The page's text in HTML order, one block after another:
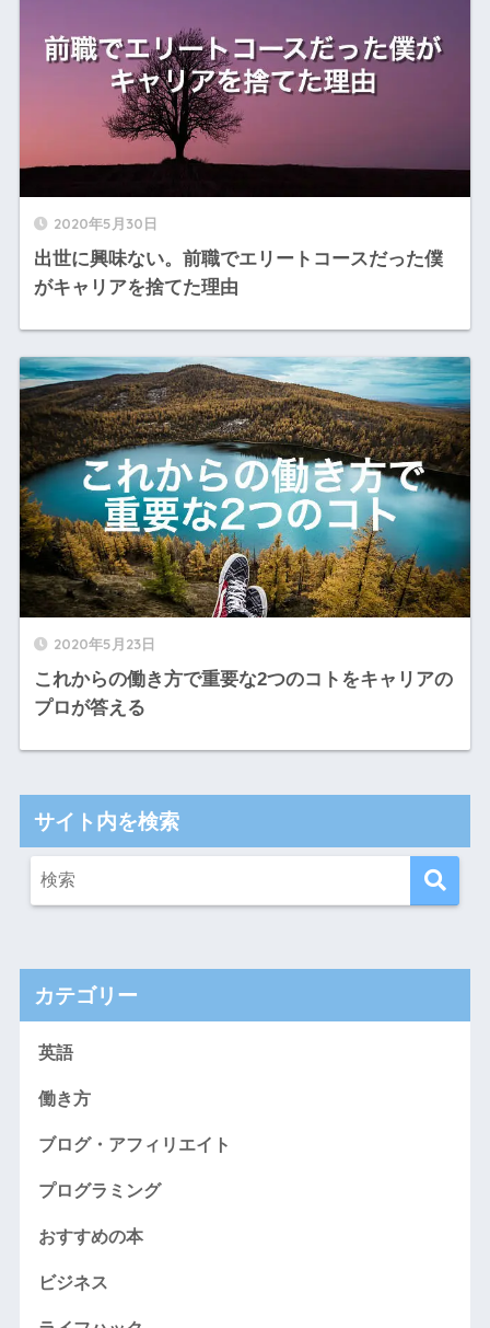
2020年5月30日
出世に興味ない。前職でエリートコースだった僕
がキャリアを捨てた理由
2020年5月23日
これからの働き方で重要な2つのコトをキャリアの
プロが答える
サイト内を検索
カテゴリー
英語
働き方
ブログ・アフィリエイト
プログラミング
おすすめの本
ビジネス